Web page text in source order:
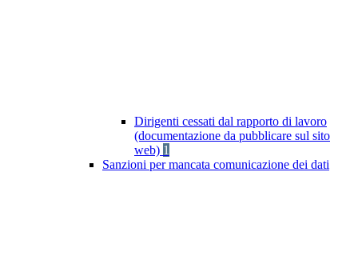
Dirigenti cessati dal rapporto di lavoro
(documentazione da pubblicare sul sito
web) 1
Sanzioni per mancata comunicazione dei dati